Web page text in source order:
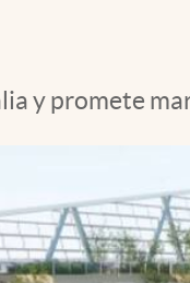
y promete